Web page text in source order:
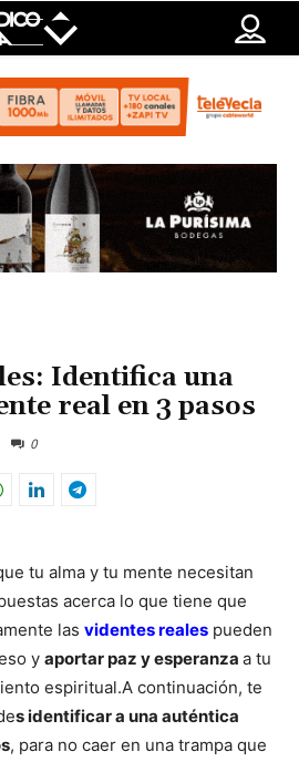
Identifica una
real en 3 pasos
0
tu alma y tu mente necesitan
acerca lo que tiene que
las videntes reales pueden
y aportar paz y esperanza a tu
espiritual.A continuación, te
s identificar a una auténtica
, para no caer en una trampa que